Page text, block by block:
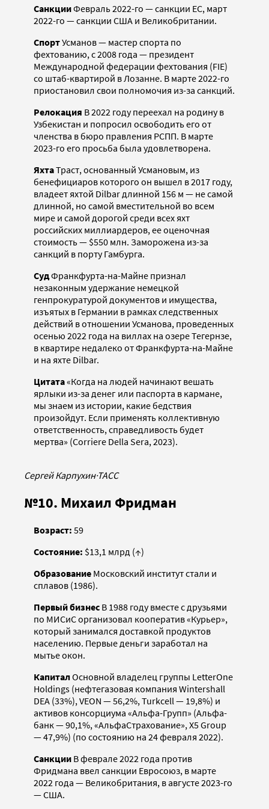
СанкцииФевраль 2022-го — санкции ЕС, март
2022-го — санкции США и Великобритании.
СпортУсманов — мастер спорта по
фехтованию, с 2008 года — президент
Международной федерации фехтования (FIE)
со штаб-квартирой в Лозанне. В марте 2022-го
приостановил свои полномочия из-за санкций.
Релокация В2022 году переехал на родину в
Узбекистан и попросил освободить его от
членства в бюро правления РСПП. В марте
2023-го его просьба была удовлетворена.
ЯхтаТраст, основанный Усмановым, из
бенефициаров которого он вышел в 2017 году,
владеет яхтой Dilbar длинной 156 м — не самой
длинной, но самой вместительной во всем
мире и самой дорогой среди всех яхт
российских миллиардеров, ее оценочная
стоимость — $550 млн. Заморожена из-за
санкций в порту Гамбурга.
СудФранкфурта-на-Майне признал
незаконным удержание немецкой
генпрокуратурой документов и имущества,
изъятых в Германии в рамках следственных
действий в отношении Усманова, проведенных
осенью 2022 года на виллах на озере Тегернзе,
в квартире недалеко от Франкфурта-на-Майне
и на яхте Dilbar.
Цитата«Когда на людей начинают вешать
ярлыки из-за денег или паспорта в кармане,
мы знаем из истории, какие бедствия
произойдут. Если применять коллективную
ответственность, справедливость будет
мертва» (Corriere Della Sera, 2023).
Сергей Карпухин·ТАСС
№10. Михаил Фридман
Возраст: 59
Состояние: $13,1 млрд (↑)
Образование Московский институт стали и
сплавов (1986).
Первый бизнес В 1988 году вместе с друзьями
по МИСиС организовал кооператив «Курьер»,
который занимался доставкой продуктов
населению. Первые деньги заработал на
мытье окон.
КапиталОсновной владелец группы LetterOne
Holdings (нефтегазовая компания Wintershall
DEA (33%), VEON — 56,2%, Turkcell — 19,8%) и
активов консорциума «Альфа-Групп» (Альфа-
банк — 90,1%, «АльфаСтрахование», X5 Group
— 47,9%) (по состоянию на 24 февраля 2022).
Санкции В феврале 2022 года против
Фридмана ввел санкции Евросоюз, в марте
2022 года — Великобритания, в августе 2023-го
— США.